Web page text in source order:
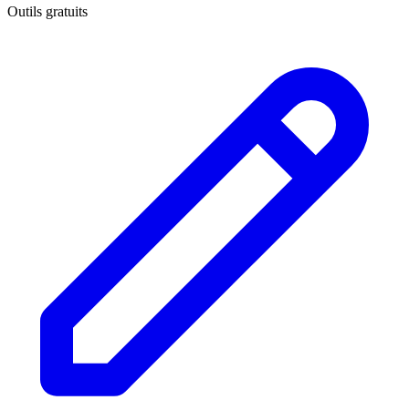
Outils gratuits